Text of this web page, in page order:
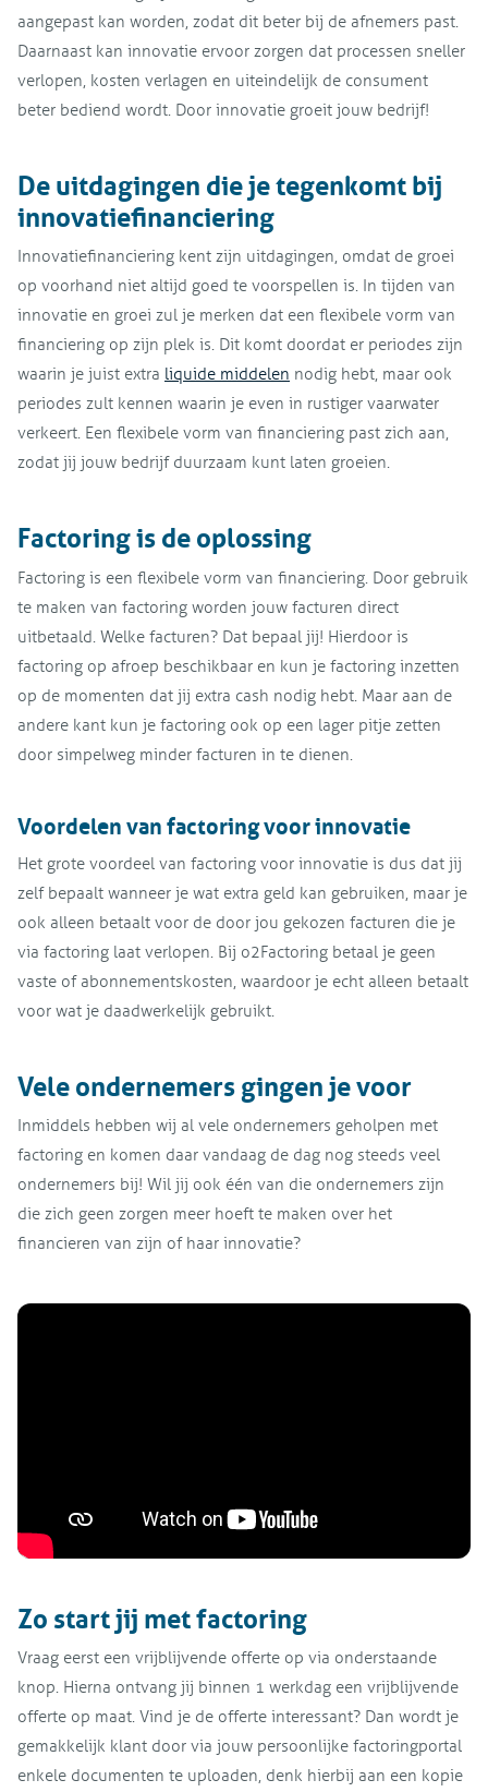
aangepast kan worden, zodat dit beter bij de afnemers past.
Daarnaast kan innovatie ervoor zorgen dat processen sneller
verlopen, kosten verlagen en uiteindelijk de consument
beter bediend wordt. Door innovatie groeit jouw bedrijf!
De uitdagingen die je tegenkomt bij
innovatiefinanciering
Innovatiefinanciering kent zijn uitdagingen, omdat de groei
op voorhand niet altijd goed te voorspellen is. In tijden van
innovatie en groei zul je merken dat een flexibele vorm van
financiering op zijn plek is. Dit komt doordat er periodes zijn
waarin je juist extra liquide middelen nodig hebt, maar ook
periodes zult kennen waarin je even in rustiger vaarwater
verkeert. Een flexibele vorm van financiering past zich aan,
zodat jij jouw bedrijf duurzaam kunt laten groeien.
Factoring is de oplossing
Factoring is een flexibele vorm van financiering. Door gebruik
te maken van factoring worden jouw facturen direct
uitbetaald. Welke facturen? Dat bepaal jij! Hierdoor is
factoring op afroep beschikbaar en kun je factoring inzetten
op de momenten dat jij extra cash nodig hebt. Maar aan de
andere kant kun je factoring ook op een lager pitje zetten
door simpelweg minder facturen in te dienen.
Voordelen van factoring voor innovatie
Het grote voordeel van factoring voor innovatie is dus dat jij
zelf bepaalt wanneer je wat extra geld kan gebruiken, maar je
ook alleen betaalt voor de door jou gekozen facturen die je
via factoring laat verlopen. Bij o2Factoring betaal je geen
vaste of abonnementskosten, waardoor je echt alleen betaalt
voor wat je daadwerkelijk gebruikt.
Vele ondernemers gingen je voor
Inmiddels hebben wij al vele ondernemers geholpen met
factoring en komen daar vandaag de dag nog steeds veel
ondernemers bij! Wil jij ook één van die ondernemers zijn
die zich geen zorgen meer hoeft te maken over het
financieren van zijn of haar innovatie?
Zo start jij met factoring
Vraag eerst een vrijblijvende offerte op via onderstaande
knop. Hierna ontvang jij binnen 1 werkdag een vrijblijvende
offerte op maat. Vind je de offerte interessant? Dan wordt je
gemakkelijk klant door via jouw persoonlijke factoringportal
enkele documenten te uploaden, denk hierbij aan een kopie